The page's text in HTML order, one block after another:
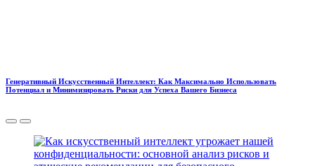
Генеративный Искусственный Интеллект: Как Максимально Использовать
Потенциал и Минимизировать Риски для Успеха Вашего Бизнеса